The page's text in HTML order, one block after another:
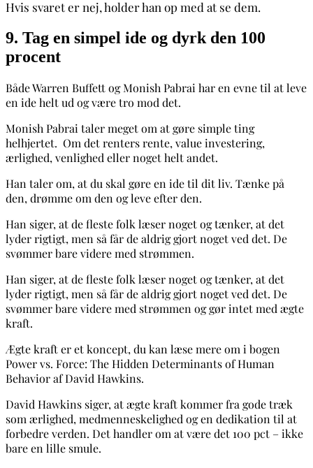
Hvis svaret er nej, holder han op med at se dem.
9. Tag en simpel ide og dyrk den 100
procent
Både Warren Buffett og Monish Pabrai har en evne til at leve
en ide helt ud og være tro mod det.
Monish Pabrai taler meget om at gøre simple ting
helhjertet. Om det renters rente, value investering,
ærlighed, venlighed eller noget helt andet.
Han taler om, at du skal gøre en ide til dit liv. Tænke på
den, drømme om den og leve efter den.
Han siger, at de fleste folk læser noget og tænker, at det
lyder rigtigt, men så får de aldrig gjort noget ved det. De
svømmer bare videre med strømmen.
Han siger, at de fleste folk læser noget og tænker, at det
lyder rigtigt, men så får de aldrig gjort noget ved det. De
svømmer bare videre med strømmen og gør intet med ægte
kraft.
Ægte kraft er et koncept, du kan læse mere om i bogen
Power vs. Force: The Hidden Determinants of Human
Behavior af David Hawkins.
David Hawkins siger, at ægte kraft kommer fra gode træk
som ærlighed, medmenneskelighed og en dedikation til at
forbedre verden. Det handler om at være det 100 pct – ikke
bare en lille smule.